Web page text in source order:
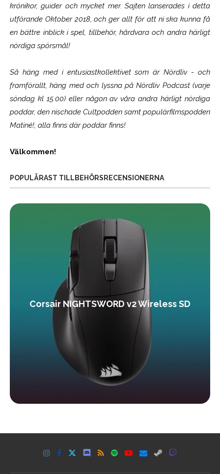
krönikor, guider och mycket mer. Sajten lanserades i detta
utförande Oktober 2018, och ger allt för att ni ska kunna få
en bättre inblick i spel, tillbehör, hårdvara och andra härligt
nördiga spörsmål!
Så häng med i entusiastkollektivet som ärNördliv- och
framförallt, häng med och lyssna på Nördliv Podcast (varje
söndag kl 15.00) eller någon av våra andra härligt nördiga
poddar, den nischade Cultpodden samt populärfilmspodden
Matiné!; alla finns där poddar finns!
Välkommen!
POPULÄRAST TILLBEHÖRSRECENSIONERNA
Corsair NIGHTSWORD v2 Wireless SD